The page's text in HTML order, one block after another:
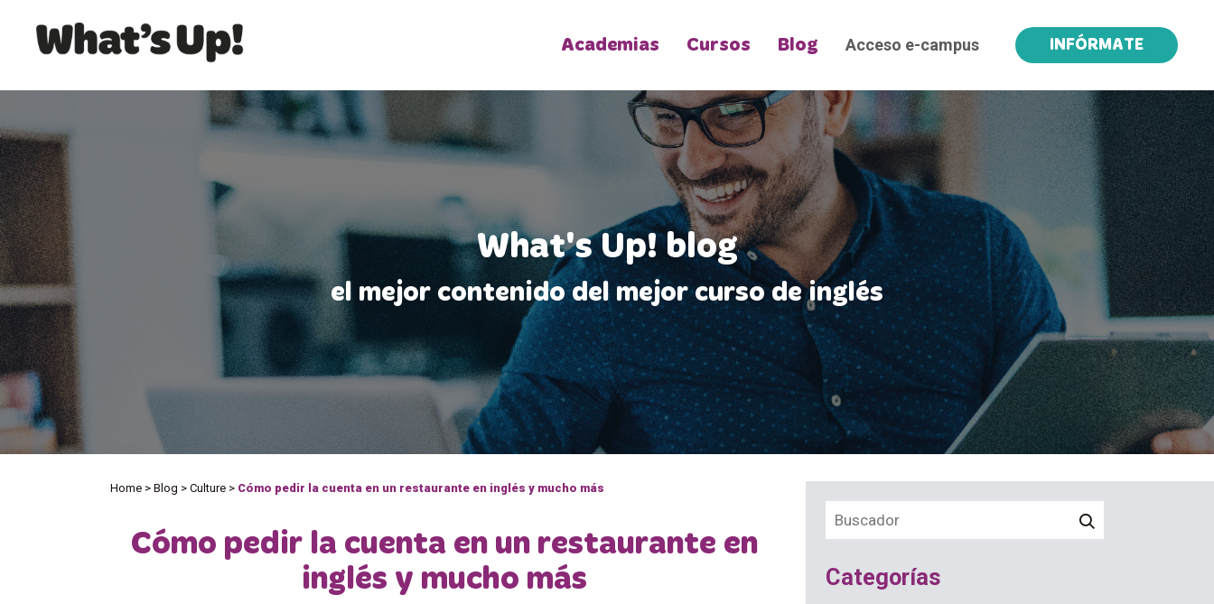
Academias Cursos Blog Acceso e-campus INFÓRMATE
What's Up! blog
el mejor contenido del mejor curso de inglés
Home > Blog > Culture > Cómo pedir la cuenta en un restaurante en inglés y mucho más
Cómo pedir la cuenta en un restaurante en
inglés y mucho más
Categorías